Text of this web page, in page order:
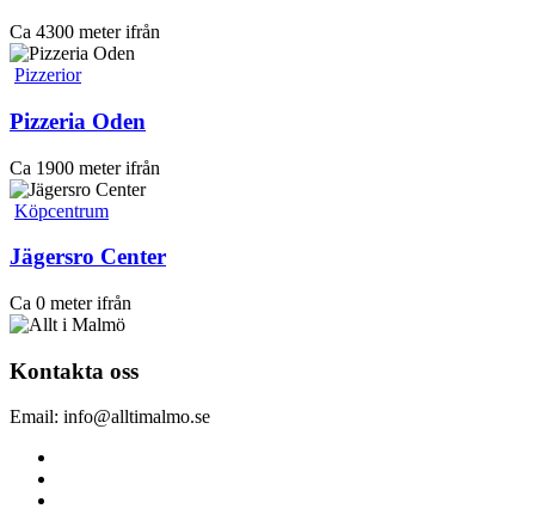
Ca 4300 meter ifrån
Pizzerior
Pizzeria Oden
Ca 1900 meter ifrån
Köpcentrum
Jägersro Center
Ca 0 meter ifrån
Kontakta oss
Email: info@alltimalmo.se